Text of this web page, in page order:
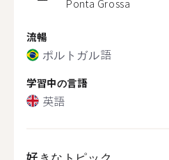
Ponta Grossa
流暢
ポルトガル語
学習中の言語
英語
好きなトピック